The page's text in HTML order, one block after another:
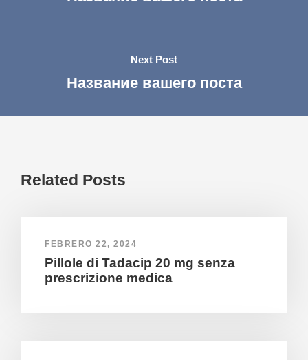
Next Post
Название вашего поста
Related Posts
FEBRERO 22, 2024
Pillole di Tadacip 20 mg senza
prescrizione medica